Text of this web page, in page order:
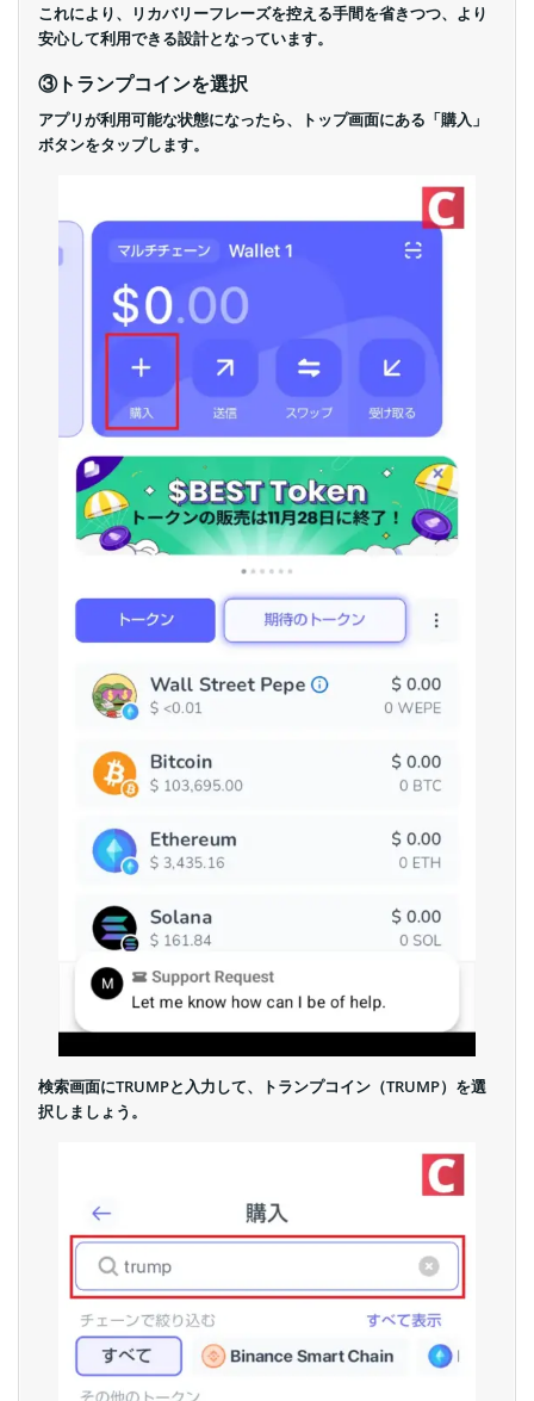
これにより、リカバリーフレーズを控える手間を省きつつ、より
安心して利用できる設計となっています。
③トランプコインを選択
アプリが利用可能な状態になったら、トップ画面にある「購入」
ボタンをタップします。
検索画面にTRUMPと入力して、トランプコイン（TRUMP）を選
択しましょう。